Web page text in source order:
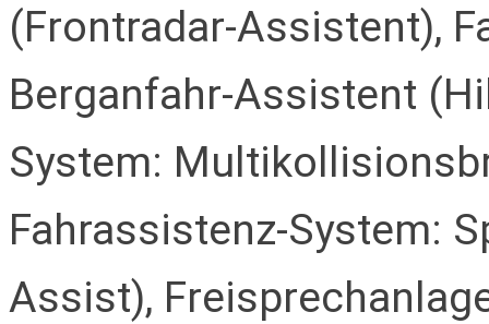
(Frontradar-Assistent),
Berganfahr-Assistent
System:
Fahrassistenz-System:
Assist),